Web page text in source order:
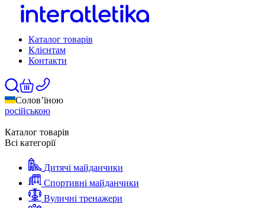
Каталог товарів
Клієнтам
Контакти
Солов’їною
російською
Каталог товарів
Всі категорії
Дитячі майданчики
Спортивні майданчики
Вуличні тренажери